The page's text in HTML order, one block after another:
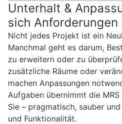
Unterhalt &
sich Anforderungen
Nicht jedes Projekt ist ein
Manchmal geht es darum,
zu erweitern oder zu
zusätzliche Räume oder
machen Anpassungen
Aufgaben übernimmt die
Sie – pragmatisch, sauber
und Funktionalität.